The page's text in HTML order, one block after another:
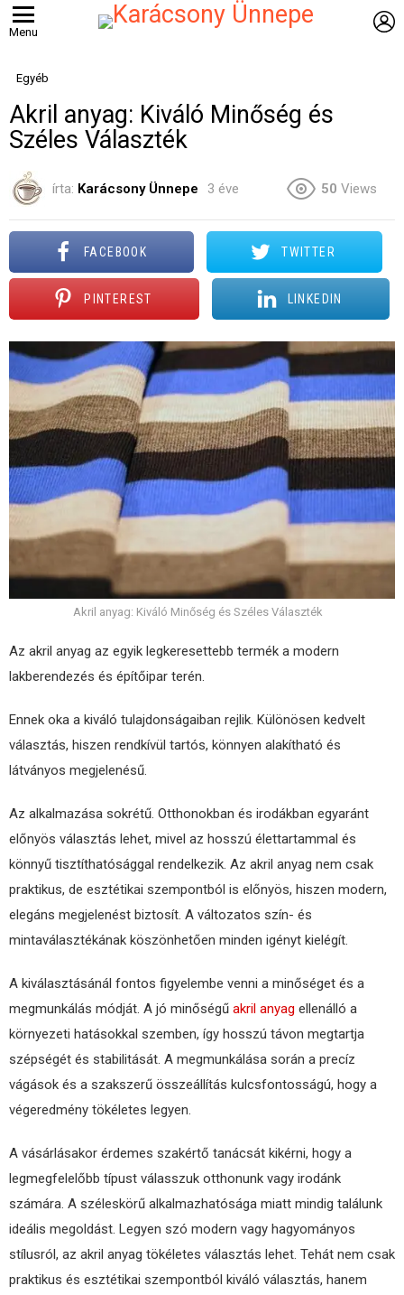
Menu
Egyéb
Akril anyag: Kiváló Minőség és
Széles Választék
írta: Karácsony Ünnepe 3 éve 50 Views
FACEBOOK TWITTER
PINTEREST LINKEDIN
Akril anyag: Kiváló Minőség és Széles Választék
Az akril anyag az egyik legkeresettebb termék a modern
lakberendezés és építőipar terén.
Ennek oka a kiváló tulajdonságaiban rejlik. Különösen kedvelt
választás, hiszen rendkívül tartós, könnyen alakítható és
látványos megjelenésű.
Az alkalmazása sokrétű. Otthonokban és irodákban egyaránt
előnyös választás lehet, mivel az hosszú élettartammal és
könnyű tisztíthatósággal rendelkezik. Az akril anyag nem csak
praktikus, de esztétikai szempontból is előnyös, hiszen modern,
elegáns megjelenést biztosít. A változatos szín- és
mintaválasztékának köszönhetően minden igényt kielégít.
A kiválasztásánál fontos figyelembe venni a minőséget és a
megmunkálás módját. A jó minőségű akril anyag ellenálló a
környezeti hatásokkal szemben, így hosszú távon megtartja
szépségét és stabilitását. A megmunkálása során a precíz
vágások és a szakszerű összeállítás kulcsfontosságú, hogy a
végeredmény tökéletes legyen.
A vásárlásakor érdemes szakértő tanácsát kikérni, hogy a
legmegfelelőbb típust válasszuk otthonunk vagy irodánk
számára. A széleskörű alkalmazhatósága miatt mindig találunk
ideális megoldást. Legyen szó modern vagy hagyományos
stílusról, az akril anyag tökéletes választás lehet. Tehát nem csak
praktikus és esztétikai szempontból kiváló választás, hanem